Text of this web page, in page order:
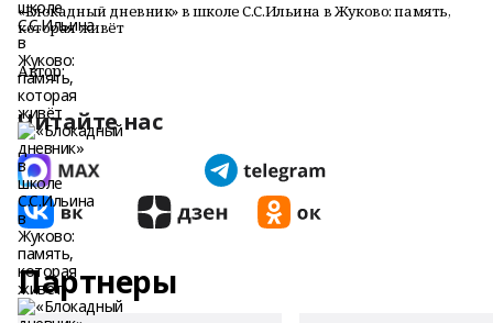
«Блокадный дневник» в школе С.С.Ильина в Жуково: память,
которая живёт
Автор:
Читайте нас
Партнеры